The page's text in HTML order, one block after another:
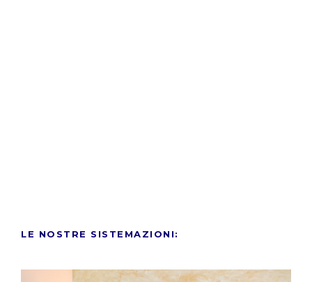
LE NOSTRE SISTEMAZIONI: